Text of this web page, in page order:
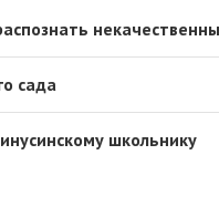
сада
школьнику